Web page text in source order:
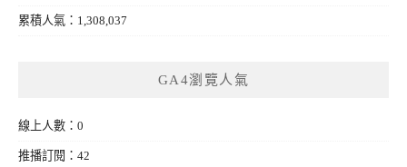
累積人氣：1,308,037
GA4瀏覽人氣
線上人數：0
推播訂閱：42